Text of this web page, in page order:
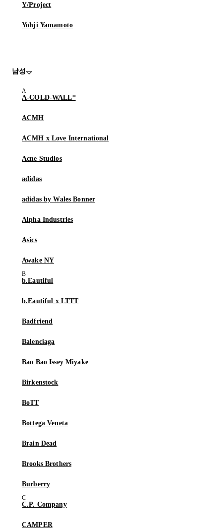
Y/Project
Yohji Yamamoto
남성
A-COLD-WALL*
ACMH
ACMH x Love International
Acne Studios
adidas
adidas by Wales Bonner
Alpha Industries
Asics
Awake NY
b.Eautiful
b.Eautiful x LTTT
Badfriend
Balenciaga
Bao Bao Issey Miyake
Birkenstock
BoTT
Bottega Veneta
Brain Dead
Brooks Brothers
Burberry
C.P. Company
CAMPER